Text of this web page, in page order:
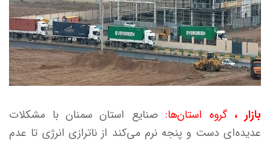
بازار ، گروه استان‌ها: صنایع استان سمنان با مشکلات
عدیده‌ای دست و پنجه نرم می‌کند از ناترازی انرژی تا عدم